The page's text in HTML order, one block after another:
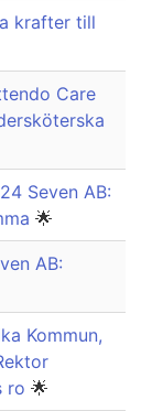
krafter till
Care
Seven AB:
🌟
AB:
Kommun,
ro 🌟